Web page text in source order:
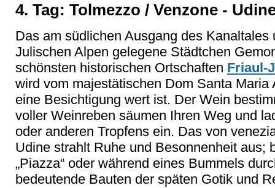
4. Tag: Tolmezzo / Venzone -
Das am südlichen Ausgang des Kanaltales
Julischen Alpen gelegene Städtchen
schönsten historischen Ortschaften Friaul-
wird vom majestätischen Dom Santa
eine Besichtigung wert ist. Der Wein
voller Weinreben säumen Ihren Weg und
oder anderen Tropfens ein. Das von
Udine strahlt Ruhe und Besonnenheit aus;
„Piazza“ oder während eines Bummels
bedeutende Bauten der späten Gotik und